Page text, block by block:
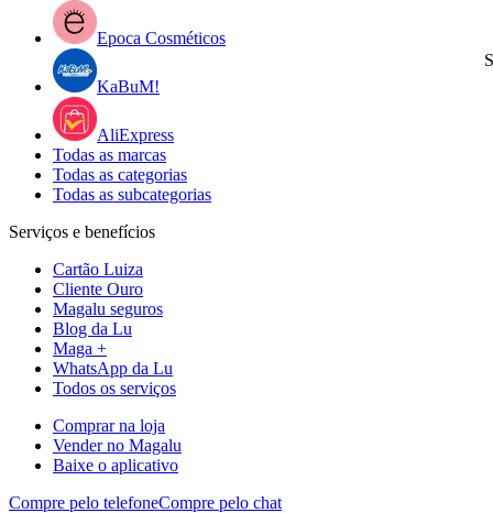
Epoca Cosméticos
KaBuM!
AliExpress
Todas as marcas
Todas as categorias
Todas as subcategorias
Serviços e benefícios
Cartão Luiza
Cliente Ouro
Magalu seguros
Blog da Lu
Maga +
WhatsApp da Lu
Todos os serviços
Comprar na loja
Vender no Magalu
Baixe o aplicativo
Compre pelo telefoneCompre pelo chat